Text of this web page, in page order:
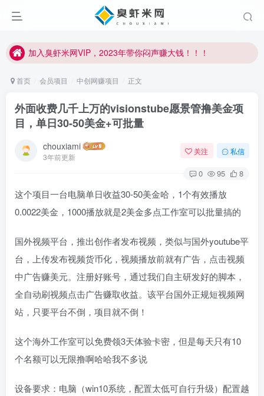
加入臭虾米网VIP，2023年带你闷声赚大钱！！！
加入臭虾米网VIP，2023年带你闷声赚大钱！！！
首页 会员项目 中创网赚项目 正文
外面收费几千上万的visionstube愿景管撸美金项
目，单日30-50美金+可批量
chouxiami
3年前更新
关注 私信
0 95 8
这个项目一台电脑单日收益30-50美金哈，1个有效播放
0.0022美金，1000播放就是2美金多点工作室可以批量搞的
国外视频平台，推出创作者发布视频，类似与国外youtube平
台，上传发布视频货币化，视频播放前就有广告，点击视频
中广告赚美元。注册好账号，通过我们自主研发好的脚本，
全自动刷视频点击广告赚取收益。该平台国外正规短视频网
站，只要平台不倒，项目就不倒！
这个海外工作室可以免费领3天体验卡密，但是每天只有10
个名额可以无限撸啊哈哈我不多说
设备要求：电脑（win10系统，配置太低可自行升级）配置越